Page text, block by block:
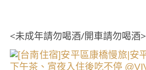
<未成年請勿喝酒/開車請勿喝酒>